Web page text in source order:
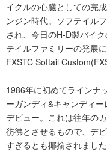
イクルの心臓としての完
ンジン時代。ソフテイル
され、今日のH-D製バイ
テイルファミリーの発展
FXSTC Softail
1986年に初めてラインナ
ーガンディ&キャンディ
デビュー。これは往年の
彷彿とさせるもので、デ
すぎるとも揶揄されまし